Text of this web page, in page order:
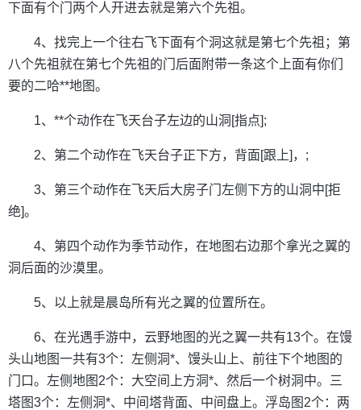
下面有个门两个人开进去就是第六个先祖。
4、找完上一个往右飞下面有个洞这就是第七个先祖；第
八个先祖就在第七个先祖的门后面附带一条这个上面有你们
要的二哈**地图。
1、**个动作在飞天台子左边的山洞[指点];
2、第二个动作在飞天台子正下方，背面[跟上]，;
3、第三个动作在飞天后大房子门左侧下方的山洞中[拒
绝]。
4、第四个动作为季节动作，在地图右边那个拿光之翼的
洞后面的沙漠里。
5、以上就是晨岛所有光之翼的位置所在。
6、在光遇手游中，云野地图的光之翼一共有13个。在馒
头山地图一共有3个：左侧洞*、馒头山上、前往下个地图的
门口。左侧地图2个：大空间上方洞*、然后一个树洞中。三
塔图3个：左侧洞*、中间塔背面、中间盘上。浮岛图2个：两